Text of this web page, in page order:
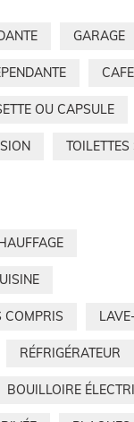
GARAGE
OU CAPSULE
TOILETTES
COMPRIS
RÉFRIGÉRATEUR
BOUILLOIRE